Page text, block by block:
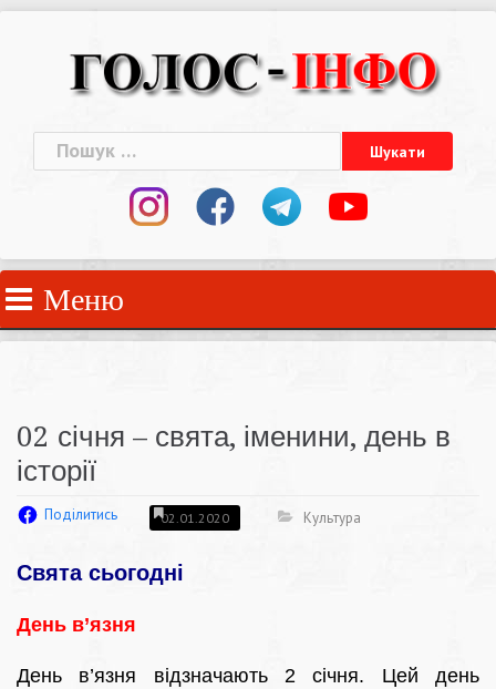
Пошук:
Меню
02 січня – свята, іменини, день в
історії
Поділитись 02.01.2020 Культура
Свята сьогодні
День в’язня
День в’язня відзначають 2 січня. Цей день